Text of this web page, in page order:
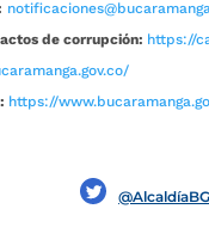
de corrupción: https://
https://